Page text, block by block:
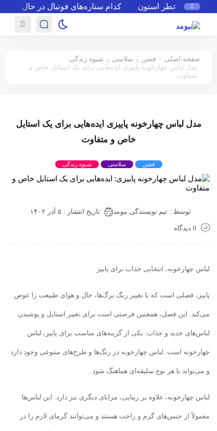
معرفی عطر استون کدام ستاره‌های فوتبال در حال حاضر
صفحه اصلی > فشن و سلامتی و شیوه زندگی :
مدل لباس چهارخونه پاییزی ایده‌هایی برای یک استایل خاص و
متفاوت
مدل لباس چهارخونه پاییزی ایده‌هایی برای یک استایل
خاص و متفاوت
فشن سلامتی شیوه زندگی
توسط : تیم نویسندگی نیومد تاریخ انتشار : ۵ آذر ۱۴۰۲
0 دیدگاه
لباس چهارخونه، انتخابی جذاب برای پاییز
پاییز، فصلی است که با تغییر رنگ برگ‌ها، حال و هوای طبیعت را عوض
می‌کند. این فصل، همچنین فرصتی است برای تغییر استایل و پوشیدن
لباس‌های جدید و جذاب. یکی از گزینه‌های مناسب برای پاییز، لباس
چهارخونه است. لباس چهارخونه در رنگ‌ها و طرح‌های متنوعی وجود دارد
و می‌تواند با هر نوع سلیقه‌ای هماهنگ شود.
لباس چهارخونه، علاوه بر زیبایی، مزایای دیگری نیز دارد. این لباس‌ها
معمولاً از جنس‌های گرم و راحت هستند و می‌توانند گرمای لازم را در